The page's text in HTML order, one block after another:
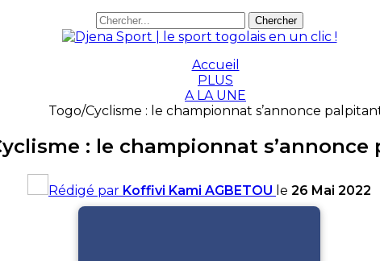
Accueil
PLUS
A LA UNE
Togo/Cyclisme : le championnat s’annonce
: le championnat
Rédigé par Koffivi Kami AGBETOU le 26 Mai 2022